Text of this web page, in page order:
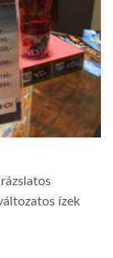
ízek